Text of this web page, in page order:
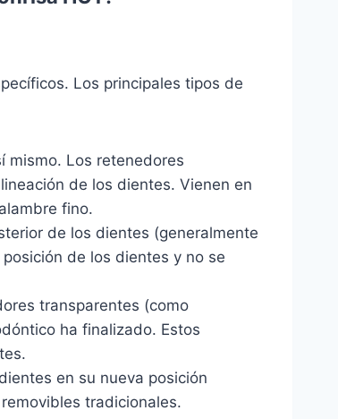
Los principales tipos de
mismo. Los retenedores
de los dientes. Vienen en
fino.
de los dientes (generalmente
de los dientes y no se
transparentes (como
ha finalizado. Estos
en su nueva posición
tradicionales.